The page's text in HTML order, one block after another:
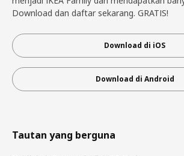
Download dan daftar sekarang. GRATIS!
Download di iOS
Download di Android
Tautan yang berguna